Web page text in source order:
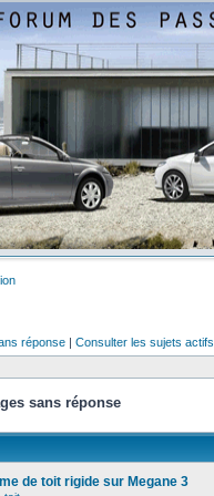
réponse | Consulter les sujets actifs
sans réponse
de toit rigide sur Megane 3